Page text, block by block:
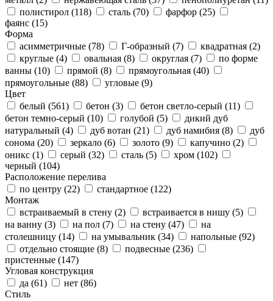
полистирол (118) сталь (70) фарфор (25)
фаянс (15)
Форма
асимметричные (78) Г-образный (7) квадратная (2)
круглые (4) овальная (8) округлая (7)
по форме
ванны (10) прямой (8) прямоугольная (40)
прямоугольные (88) угловые (9)
Цвет
белый (561) бетон (3) бетон светло-серый (11)
бетон темно-серый (10) голубой (5)
дикий дуб
натуральный (4) дуб вотан (21) дуб намибия (8)
дуб
сонома (20) зеркало (6) золото (9) капучино (2)
оникс (1) серый (32) сталь (5) хром (102)
черный (104)
Расположение перелива
по центру (22) стандартное (122)
Монтаж
встраиваемый в стену (2) встраивается в нишу (5)
на ванну (3) на пол (7) на стену (47)
на
столешницу (14) на умывальник (34) напольные (92)
отдельно стоящие (8) подвесные (236)
пристенные (147)
Угловая конструкция
да (61) нет (86)
Стиль